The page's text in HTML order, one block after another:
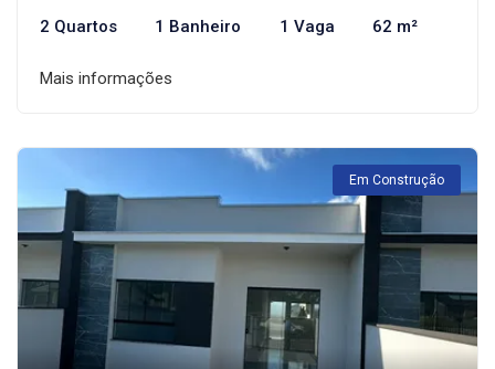
2 Quartos 1 Banheiro 1 Vaga 62 m²
Mais informações
Em Construção